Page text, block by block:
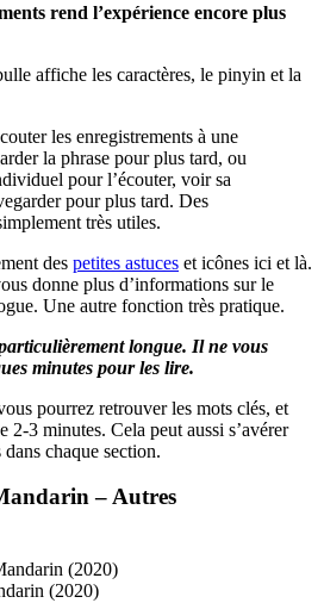
rend l’expérience encore plus
affiche les caractères, le pinyin et la
les enregistrements à une
la phrase pour plus tard, ou
pour l’écouter, voir sa
pour plus tard. Des
très utiles.
des petites astuces et icônes ici et là.
donne plus d’informations sur le
Une autre fonction très pratique.
longue. Il ne vous
minutes pour les lire.
pourrez retrouver les mots clés, et
2-3 minutes. Cela peut aussi s’avérer
chaque section.
– Autres
(2020)